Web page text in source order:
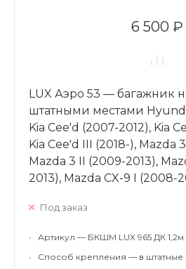
6 500 ₽
LUX Аэро 53 — багажник
штатными местами
Kia Cee'd (2007-2012), Kia
Kia Cee'd III (2018-), Mazda
Mazda 3 II (2009-2013),
2013), Mazda CX-9 I (2008-
Под заказ
•
Артикул — БКШМ LUX 965 ДК 1,2м
•
Способ крепления — в штатные